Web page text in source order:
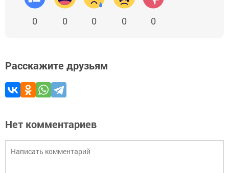
0 0 0 0 0
Расскажите друзьям
Нет комментариев